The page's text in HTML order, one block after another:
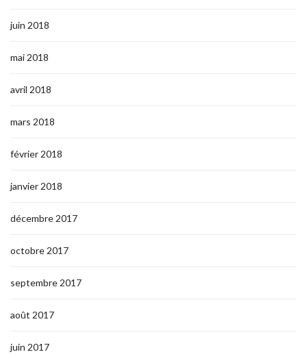
juin 2018
mai 2018
avril 2018
mars 2018
février 2018
janvier 2018
décembre 2017
octobre 2017
septembre 2017
août 2017
juin 2017